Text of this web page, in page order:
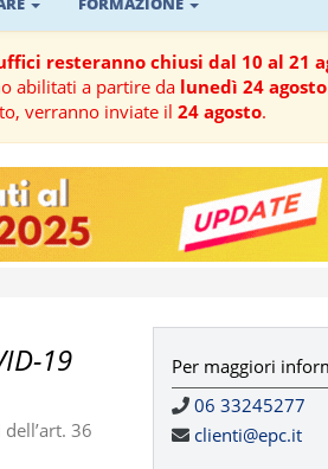
resteranno chiusi dal 10 al 21
abilitati a partire da lunedì 24 agosto
verranno inviate il 24 agosto.
19
36
Per maggiori
06 33245277
clienti@epc.it